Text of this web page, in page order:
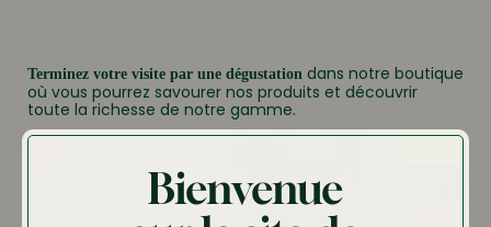
Bienvenue
Terminez votre visite par une dégustation dans notre boutique
où vous pourrez savourer nos produits et découvrir
toute la richesse de notre gamme.
Durée de la visite : 1h30